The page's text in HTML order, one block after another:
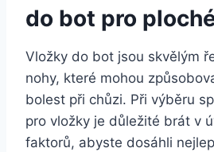
do bot pro
Vložky do bot jsou skvělým
nohy, které mohou
bolest při chůzi. Při výběru
pro vložky je důležité brát v
faktorů, abyste dosáhli